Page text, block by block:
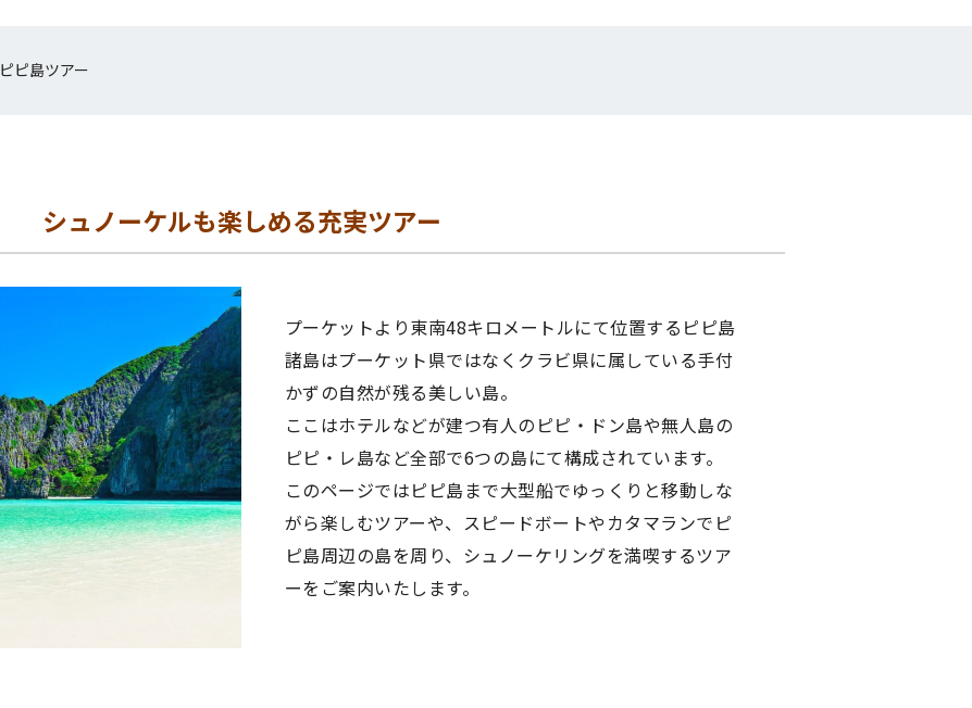
ピピ島ツアー
シュノーケルも楽しめる充実ツアー
プーケットより東南48キロメートルにて位置するピピ島
諸島はプーケット県ではなくクラビ県に属している手付
かずの自然が残る美しい島。
ここはホテルなどが建つ有人のピピ・ドン島や無人島の
ピピ・レ島など全部で6つの島にて構成されています。
このページではピピ島まで大型船でゆっくりと移動しな
がら楽しむツアーや、スピードボートやカタマランでピ
ピ島周辺の島を周り、シュノーケリングを満喫するツア
ーをご案内いたします。